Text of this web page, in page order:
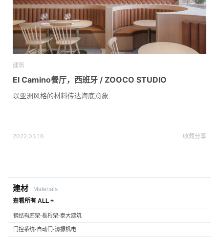
建筑
El Camino餐厅，西班牙 / ZOOCO STUDIO
以亚洲风格的材料传达海底意象
2022.03.16 收藏分享
建材
Materials
查看所有 ALL +
钢结构廊架-板桁架-泰大建筑
门控系统-自动门-濠振机电